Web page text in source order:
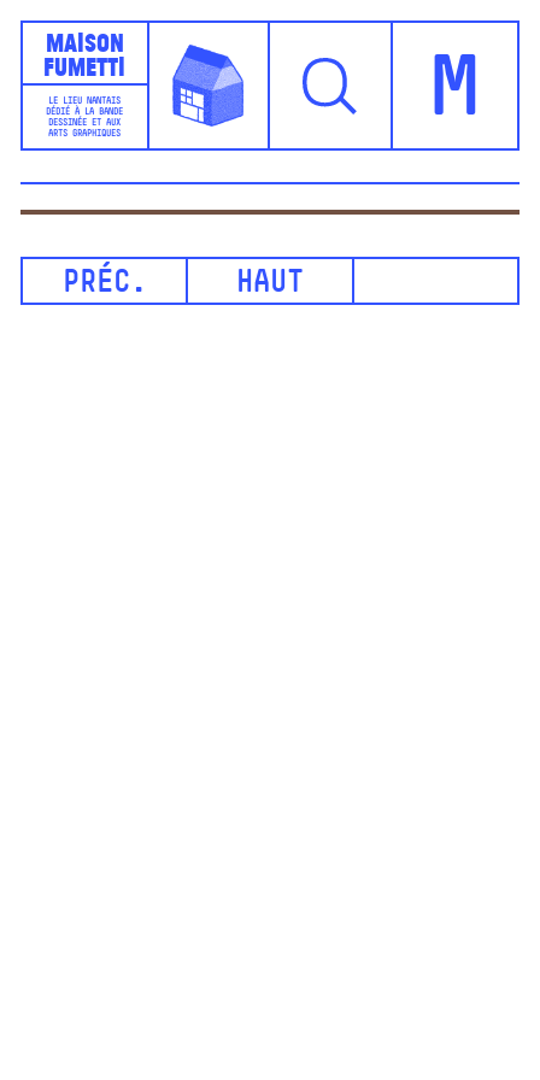
Maison
Fumetti
LE LIEU NANTAIS
DÉDIÉ À LA BANDE
DESSINÉE ET AUX
ARTS GRAPHIQUES
M
PRÉC. HAUT